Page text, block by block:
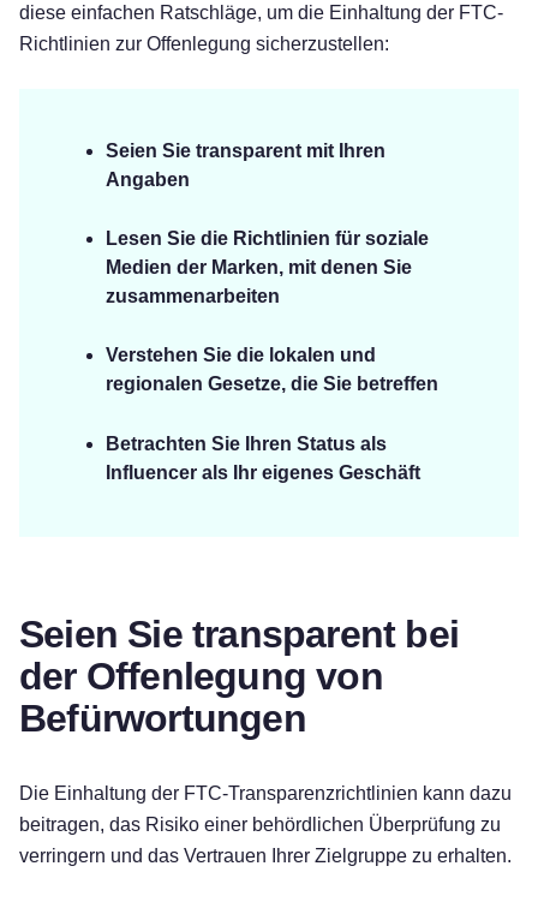
diese einfachen Ratschläge, um die Einhaltung der FTC-
Richtlinien zur Offenlegung sicherzustellen:
Seien Sie transparent mit Ihren
Angaben
Lesen Sie die Richtlinien für soziale
Medien der Marken, mit denen Sie
zusammenarbeiten
Verstehen Sie die lokalen und
regionalen Gesetze, die Sie betreffen
Betrachten Sie Ihren Status als
Influencer als Ihr eigenes Geschäft
Seien Sie transparent bei
der Offenlegung von
Befürwortungen
Die Einhaltung der FTC-Transparenzrichtlinien kann dazu
beitragen, das Risiko einer behördlichen Überprüfung zu
verringern und das Vertrauen Ihrer Zielgruppe zu erhalten.